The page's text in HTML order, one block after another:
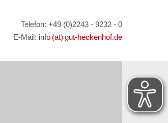
Telefon: +49 (0)2243 - 9232 - 0
E-Mail: info (at) gut-heckenhof.de